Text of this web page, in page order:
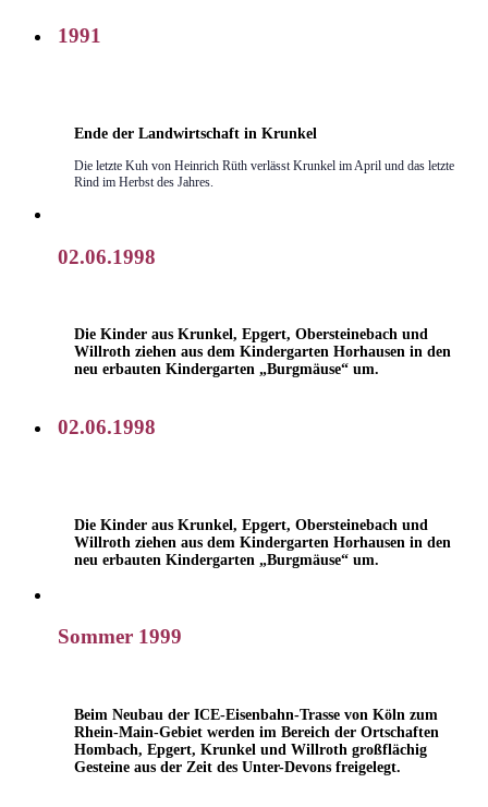
1991
Ende der Landwirtschaft in Krunkel
Die letzte Kuh von Heinrich Rüth verlässt Krunkel im April und das letzte
Rind im Herbst des Jahres.
02.06.1998
Die Kinder aus Krunkel, Epgert, Obersteinebach und
Willroth ziehen aus dem Kindergarten Horhausen in den
neu erbauten Kindergarten „Burgmäuse“ um.
02.06.1998
Die Kinder aus Krunkel, Epgert, Obersteinebach und
Willroth ziehen aus dem Kindergarten Horhausen in den
neu erbauten Kindergarten „Burgmäuse“ um.
Sommer 1999
Beim Neubau der ICE-Eisenbahn-Trasse von Köln zum
Rhein-Main-Gebiet werden im Bereich der Ortschaften
Hombach, Epgert, Krunkel und Willroth großflächig
Gesteine aus der Zeit des Unter-Devons freigelegt.